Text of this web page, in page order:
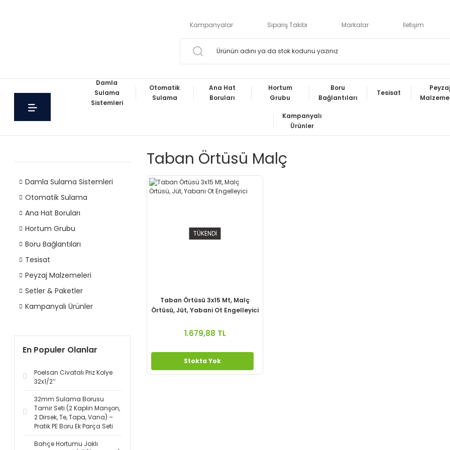
Kampanyalar Sipariş Takibi Markalar İletişim
Damla
Sulama
Sistemleri
Otomatik
Sulama
Ana Hat
Boruları
Hortum
Grubu
Boru
Bağlantıları
Tesisat
Peyzaj
Kampanyalı
Ürünler
Damla Sulama Sistemleri
Otomatik Sulama
Ana Hat Boruları
Hortum Grubu
Boru Bağlantıları
Tesisat
Peyzaj Malzemeleri
Setler & Paketler
Kampanyalı Ürünler
En Populer Olanlar
Poelsan Civatalı Priz Kolye
32x1/2’’
32mm Sulama Borusu
Tamir Seti (2 Kaplin Manşon,
2 Dirsek, Te, Tapa, Vana) –
Pratik PE Boru Ek Parça Seti
Bahçe Hortumu Jaklı
Taban Örtüsü Malç
TÜKENDİ
Taban Örtüsü 3x15 Mt, Malç
Örtüsü, Jüt, Yabani Ot Engelleyici
1.679,88 TL
Stokta Yok